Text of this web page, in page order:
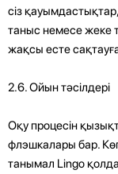
сіз
таныс немесе жеке
жақсы есте
2.6. Ойын тәсілдері
Оқу процесін
флэшкалары бар.
танымал Lingo